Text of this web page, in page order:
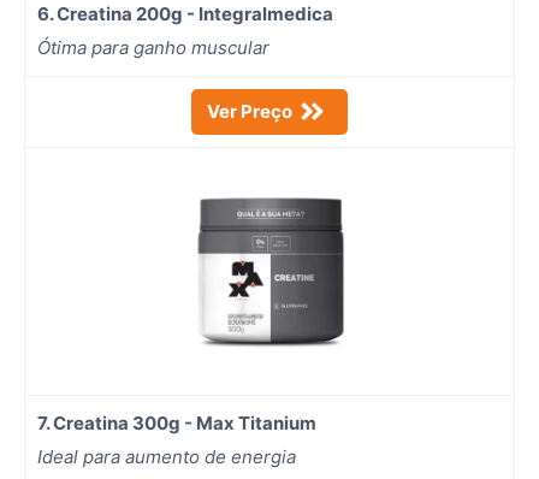
6. Creatina 200g - Integralmedica
Ótima para ganho muscular
Ver Preço
7. Creatina 300g - Max Titanium
Ideal para aumento de energia